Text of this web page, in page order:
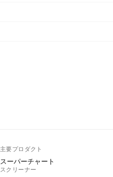
主要プロダクト
スーパーチャート
スクリーナー